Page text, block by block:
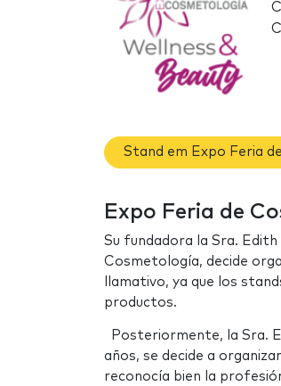
Stand em Expo Feria
Expo Feria de
Su fundadora la Sra.
Cosmetología, decide
llamativo, ya que los
productos.
Posteriormente, la Sra.
años, se decide a
reconocía bien la